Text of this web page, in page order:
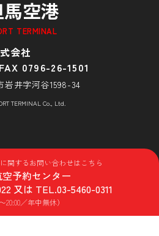
空港
TERMINAL
会社
FAX 0796-26-1501
井字河谷1598-34
TERMINAL Co., Ltd.
関するお問い合わせはこちら
空予約センター
又は TEL.03-5460-0311
〜20:00／年中無休）